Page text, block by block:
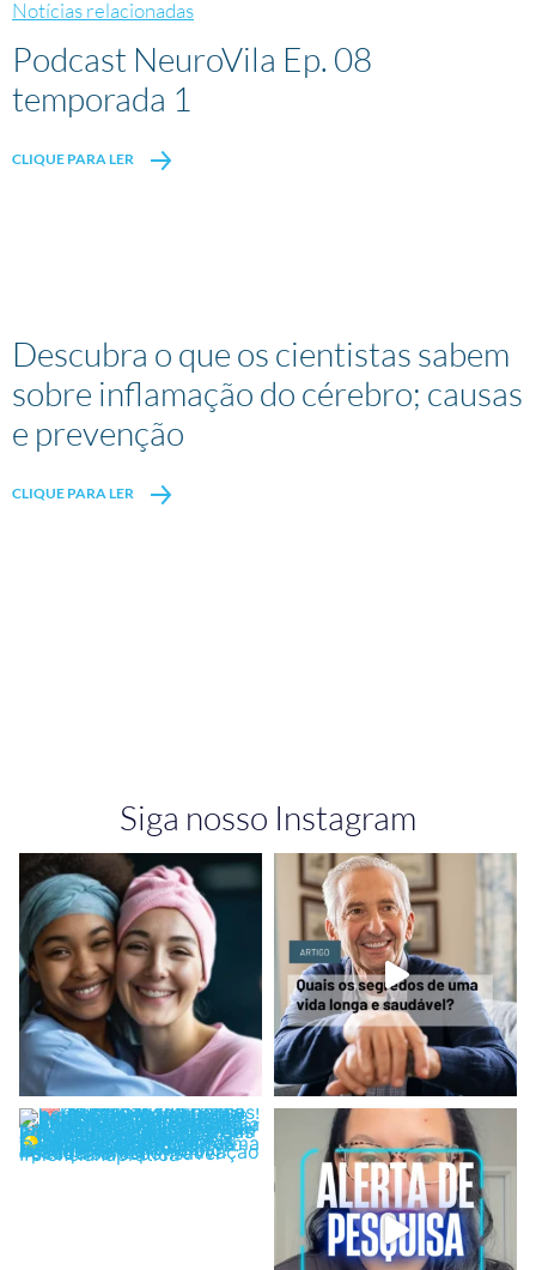
Notícias relacionadas
Podcast NeuroVila Ep. 08
temporada 1
CLIQUE PARA LER
Descubra o que os cientistas sabem
sobre inflamação do cérebro; causas
e prevenção
CLIQUE PARA LER
Siga nosso Instagram